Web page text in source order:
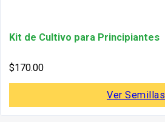
Kit de Cultivo para Principiantes
$170.00
Ver Semillas